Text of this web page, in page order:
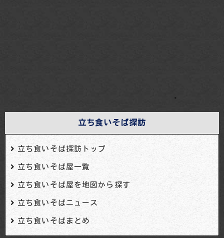
・
立ち食いそば探訪
立ち食いそば探訪トップ
立ち食いそば屋一覧
立ち食いそば屋を地図から探す
立ち食いそばニュース
立ち食いそばまとめ